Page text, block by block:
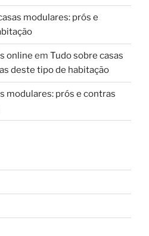
modulares: prós e
online em Tudo sobre casas
deste tipo de habitação
modulares: prós e contras